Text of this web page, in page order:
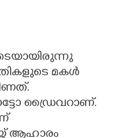
മകൾ
ഡ്രൈവറാണ്.
ആഹാരം